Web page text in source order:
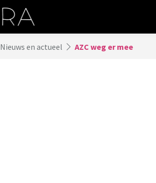
Nieuws en actueel AZC weg er mee